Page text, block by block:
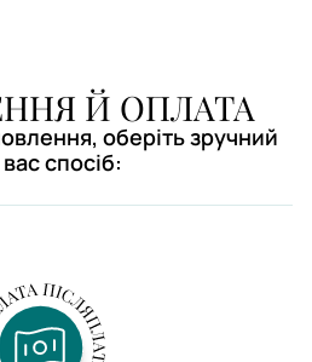
Й ОПЛАТА
оберіть зручний
спосіб: